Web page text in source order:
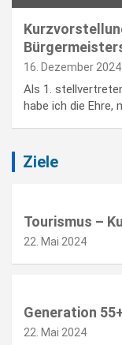
16. Dezember 2024
Als 1.
habe ich die Ehre,
Ziele
Tourismus –
22. Mai 2024
Generation
22. Mai 2024